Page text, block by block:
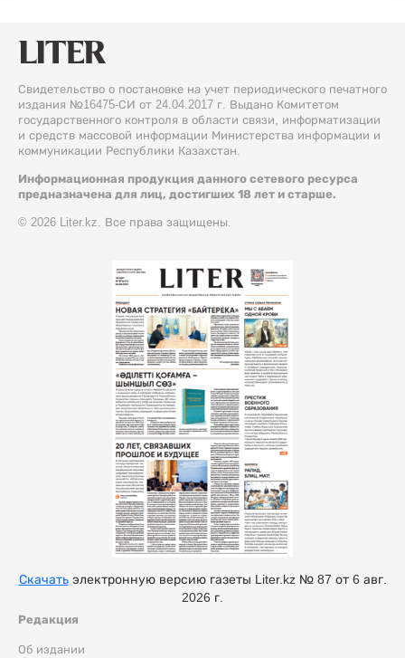
Свидетельство о постановке на учет периодического печатного
издания №16475-СИ от 24.04.2017 г. Выдано Комитетом
государственного контроля в области связи, информатизации
и средств массовой информации Министерства информации и
коммуникации Республики Казахстан.
Информационная продукция данного сетевого ресурса
предназначена для лиц, достигших 18 лет и старше.
© 2026 Liter.kz. Все права защищены.
Редакция
Об издании
Скачатьэлектронную версию газеты Liter.kz № 87 от 6 авг.
2026 г.